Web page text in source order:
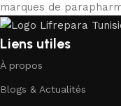
marques de
Liens utiles
À propos
Blogs & Actualités